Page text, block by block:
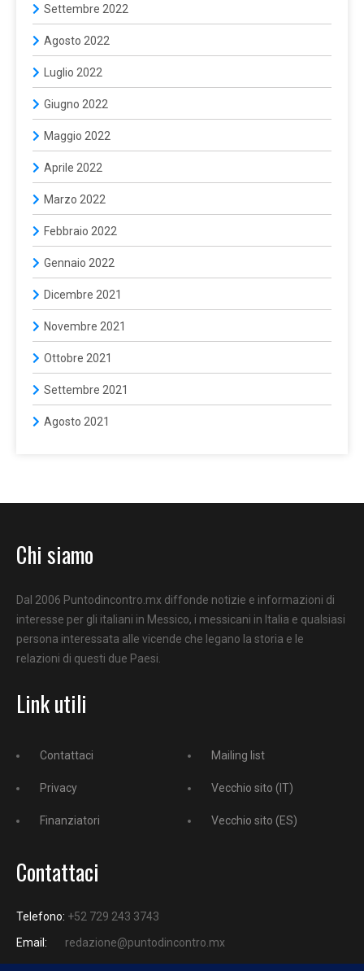
Settembre 2022
Agosto 2022
Luglio 2022
Giugno 2022
Maggio 2022
Aprile 2022
Marzo 2022
Febbraio 2022
Gennaio 2022
Dicembre 2021
Novembre 2021
Ottobre 2021
Settembre 2021
Agosto 2021
Chi siamo
Dal 2006 Puntodincontro.mx diffonde notizie e informazioni di
interesse per gli italiani in Messico, i messicani in Italia e qualsiasi
persona interessata alle vicende che legano la storia e le
relazioni di questi due Paesi.
Link utili
Contattaci
Privacy
Finanziatori
Mailing list
Vecchio sito (IT)
Vecchio sito (ES)
Contattaci
Telefono: +52 729 243 3743
Email:
redazione@puntodincontro.mx